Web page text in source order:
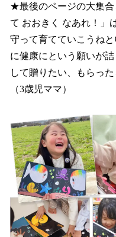
★最後のページの大集合
て おおきく なあれ！」
守って育てていこうね
に健康にという願いが
して贈りたい、もらっ
（3歳児ママ）